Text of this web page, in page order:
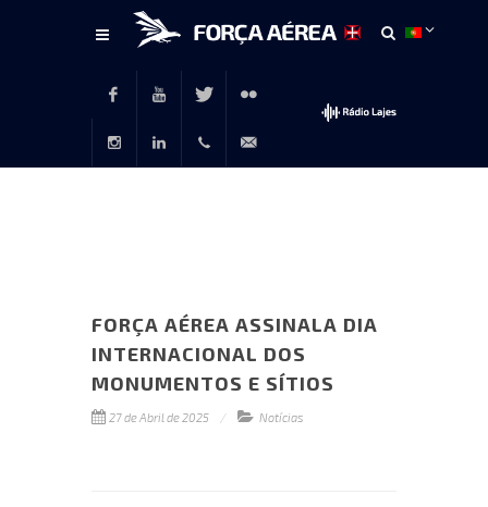
FacebookYoutubeTwitter Flickr
FORÇA AÉREA ASSINALA DIA
INTERNACIONAL DOS
MONUMENTOS E SÍTIOS
27 de Abril de 2025 Notícias